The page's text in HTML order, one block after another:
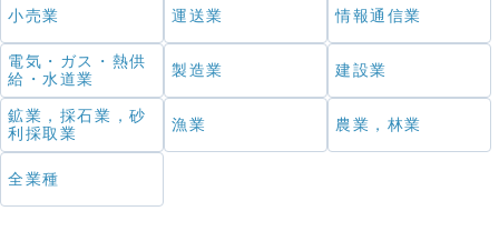
小売業 運送業 情報通信業
電気・ガス・熱供
給・水道業
製造業 建設業
鉱業，採石業，砂
利採取業
漁業 農業，林業
全業種